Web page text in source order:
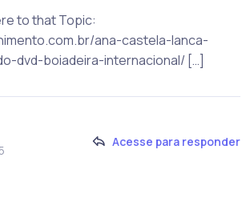
to that Topic:
ana-castela-lanca-
dvd-boiadeira-internacional/ […]
Acesse para responder